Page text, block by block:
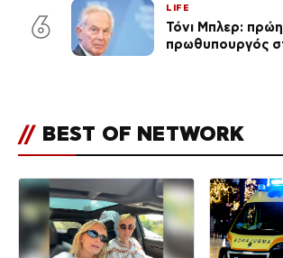
6
LIFE
Τόνι Μπλερ:
πρωθυπουργός
// BEST OF NETWORK